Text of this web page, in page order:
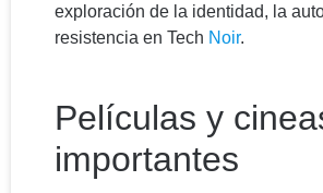
exploración de la identidad, la
resistencia en Tech Noir.
Películas y
importantes